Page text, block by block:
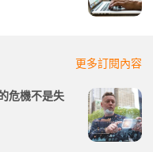
更多訂閱內容
危機不是失